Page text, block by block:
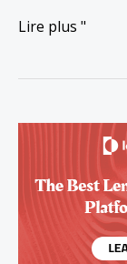
Lire plus "